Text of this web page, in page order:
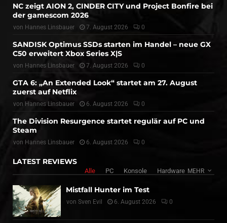
NC zeigt AION 2, CINDER CITY und Project Bonfire bei
der gamescom 2026
von Hannes Linsbauer 7. August 2026 0
SANDISK Optimus SSDs starten im Handel – neue GX
C50 erweitert Xbox Series X|S
von Hannes Linsbauer 7. August 2026 0
GTA 6: „An Extended Look“ startet am 27. August
zuerst auf Netflix
von Hannes Linsbauer 6. August 2026 0
The Division Resurgence startet regulär auf PC und
Steam
von Hannes Linsbauer 6. August 2026 0
LATEST REVIEWS
Alle PC Konsole Hardware MEHR
Mistfall Hunter im Test
von Sven Evil 6. August 2026 0